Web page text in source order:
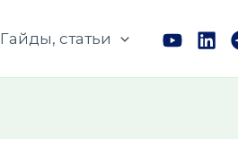
Гайды, статьи